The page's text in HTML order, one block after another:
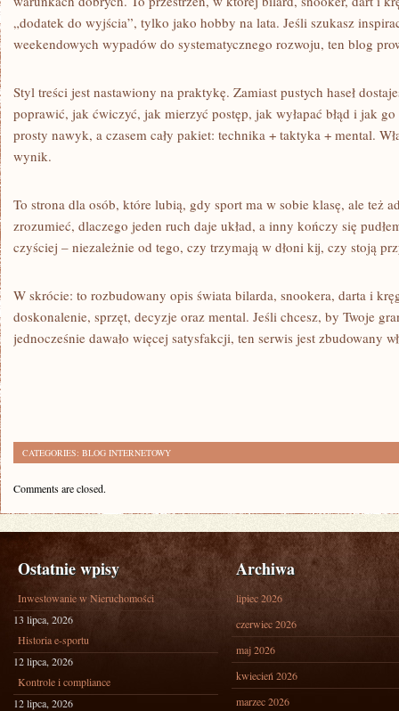
„dodatek do wyjścia”, tylko jako hobby na lata. Jeśli szukasz
weekendowych wypadów do systematycznego rozwoju, ten blog
Styl treści jest nastawiony na praktykę. Zamiast pustych haseł
poprawić, jak ćwiczyć, jak mierzyć postęp, jak wyłapać błąd i jak
prosty nawyk, a czasem cały pakiet: technika + taktyka + mental.
wynik.
To strona dla osób, które lubią, gdy sport ma w sobie klasę, ale też
zrozumieć, dlaczego jeden ruch daje układ, a inny kończy się
czyściej – niezależnie od tego, czy trzymają w dłoni kij, czy stoją
W skrócie: to rozbudowany opis świata bilarda, snookera, darta i
doskonalenie, sprzęt, decyzje oraz mental. Jeśli chcesz, by Twoje
jednocześnie dawało więcej satysfakcji, ten serwis jest zbudowany
CATEGORIES: BLOG INTERNETOWY
Comments are closed.
Ostatnie wpisy
Inwestowanie w Nieruchomości
13 lipca, 2026
Historia e-sportu
12 lipca, 2026
Kontrole i compliance
12 lipca, 2026
Archiwa
lipiec 2026
czerwiec 2026
maj 2026
kwiecień 2026
marzec 2026